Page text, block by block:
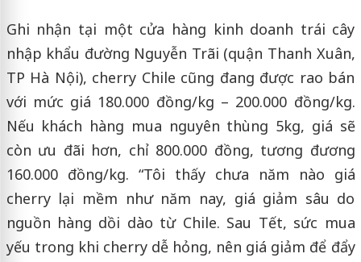
Ghi nhận tại một cửa hàng kinh doanh trái cây
nhập khẩu đường Nguyễn Trãi (quận Thanh Xuân,
TP Hà Nội), cherry Chile cũng đang được rao bán
với mức giá 180.000 đồng/kg – 200.000 đồng/kg.
Nếu khách hàng mua nguyên thùng 5kg, giá sẽ
còn ưu đãi hơn, chỉ 800.000 đồng, tương đương
160.000 đồng/kg. “Tôi thấy chưa năm nào giá
cherry lại mềm như năm nay, giá giảm sâu do
nguồn hàng dồi dào từ Chile. Sau Tết, sức mua
yếu trong khi cherry dễ hỏng, nên giá giảm để đẩy